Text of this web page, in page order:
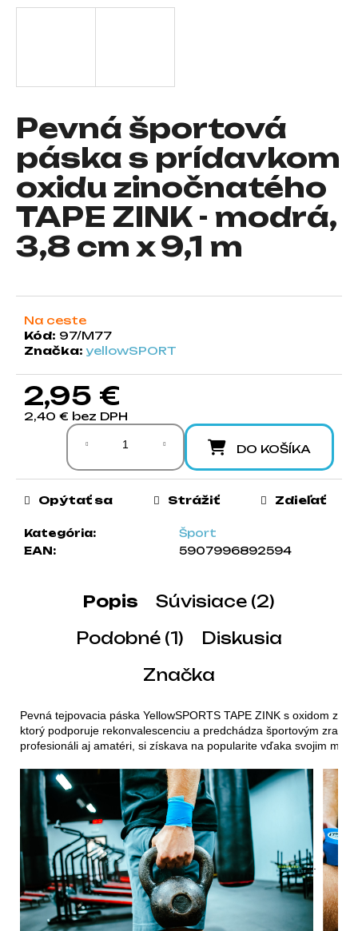
Pevná športová
páska s prídavkom
oxidu zinočnatého
TAPE ZINK - modrá,
3,8 cm x 9,1 m
Na ceste
Kód: 97/M77
Značka: yellowSPORT
2,95 €
2,40 € bez DPH
Jednotková cena:
DO KOŠÍKA
Kategória:
Šport
EAN: 5907996892594
Opýtať sa Strážiť Zdieľať
Popis
Súvisiace (2)
Podobné (1)
Diskusia
Značka
Pevná tejpovacia páska YellowSPORTS TAPE ZINK s oxidom
ktorý podporuje rekonvalescenciu a predchádza športovým
profesionáli aj amatéri, si získava na popularite vďaka svojim
ť
HĽADAŤ
O
ú
č
a
m
e